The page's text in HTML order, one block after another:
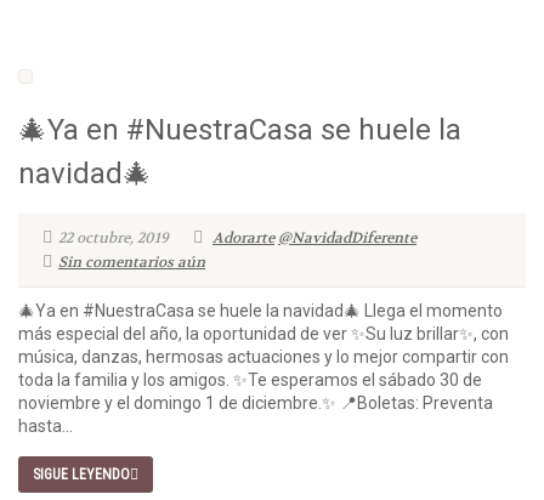
🎄Ya en #NuestraCasa se huele la
navidad🎄
22 octubre, 2019 Adorarte @NavidadDiferente
Sin comentarios aún
🎄Ya en #NuestraCasa se huele la navidad🎄 Llega el momento
más especial del año, la oportunidad de ver ✨Su luz brillar✨, con
música, danzas, hermosas actuaciones y lo mejor compartir con
toda la familia y los amigos. ✨Te esperamos el sábado 30 de
noviembre y el domingo 1 de diciembre.✨ 📍Boletas: Preventa
hasta...
SIGUE LEYENDO